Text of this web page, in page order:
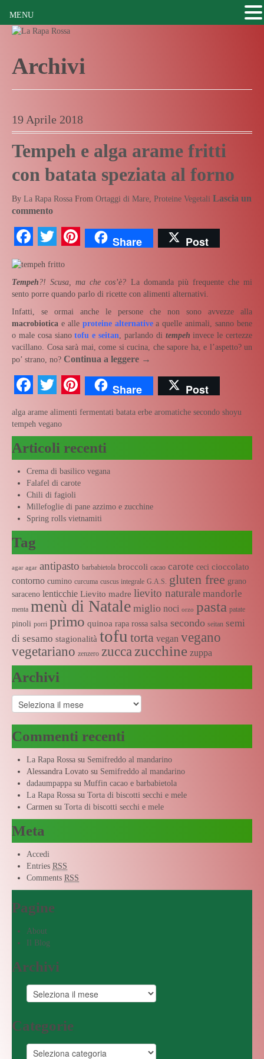
Archivi
19 Aprile 2018
Tempeh e alga arame fritti
con batata speziata al forno
By La Rapa Rossa From Ortaggi di Mare, Proteine Vegetali Lascia un
commento
Facebook
TwitterPinterest
Share Post
Tempeh ?! Scusa, ma che cos’è? La domanda più frequente che mi
sento porre quando parlo di ricette con alimenti alternativi.
Infatti, se ormai anche le persone che non sono avvezze alla
macrobiotica e alle proteine alternativea quelle animali, sanno bene
o male cosa sianotofu e seitan , parlando di tempeh invece le certezze
vacillano. Cosa sarà mai, come si cucina, che sapore ha, e l’aspetto? un
po’ strano, no? Continua a leggere →
Facebook
TwitterPinterest
Share Post
alga arame alimenti fermentati batata erbe aromatiche secondo shoyu
tempeh vegano
Articoli recenti
Crema di basilico vegana
Falafel di carote
Chili di fagioli
Millefoglie di pane azzimo e zucchine
Spring rolls vietnamiti
Tag
agar agar antipasto barbabietola broccoli cacao carote ceci cioccolato
contorno cumino curcuma cuscus integrale G.A.S. gluten free grano
saraceno lenticchie Lievito madre lievito naturale mandorle
menta menù di Natale miglio noci orzo pasta patate
pinoli porri primo quinoa rapa rossa salsa secondo seitan semi
di sesamo stagionalità tofu torta vegan vegano
vegetariano zenzero zucca zucchine zuppa
Archivi
Archivi
Commenti recenti
La Rapa Rossa su Semifreddo al mandarino
Alessandra Lovato su Semifreddo al mandarino
dadaumpappa su Muffin cacao e barbabietola
La Rapa Rossa su Torta di biscotti secchi e mele
Carmen su Torta di biscotti secchi e mele
Meta
Accedi
Entries RSS
Comments RSS
Pagine
About
Il Blog
Archivi
Categorie
MENU